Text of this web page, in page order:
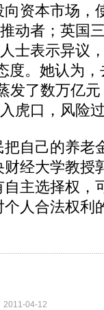
资本市场，
动者；英国
士表示异议
度。她认为
发了数万亿
虎口，风险
自己的养老
经大学教授
主选择权，
人合法权利
2011-04-12